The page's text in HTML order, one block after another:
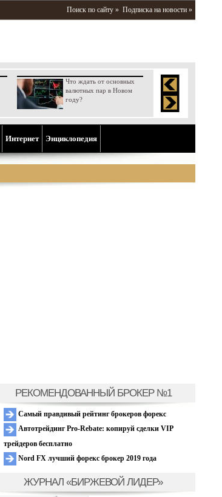
Поиск по сайту » Подписка на новости »
Что ждать от основных
валютных пар в Новом
году?
Интернет Энциклопедия
РЕКОМЕНДОВАННЫЙ БРОКЕР №1
Самый правдивый рейтинг брокеров форекс
Автотрейдинг Pro-Rebate: копируй сделки VIP
трейдеров бесплатно
Nord FX лучший форекс брокер 2019 года
ЖУРНАЛ «БИРЖЕВОЙ ЛИДЕР»